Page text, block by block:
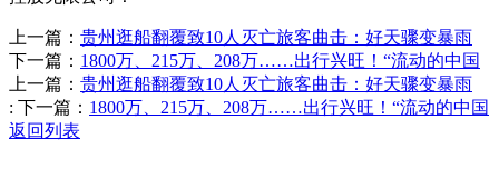
上一篇： 贵州逛船翻覆致10人灭亡旅客曲击：好天骤变暴雨
下一篇： 1800万、215万、208万……出行兴旺！“流动的中国
上一篇： 贵州逛船翻覆致10人灭亡旅客曲击：好天骤变暴雨
: 下一篇： 1800万、215万、208万……出行兴旺！“流动的中国
返回列表